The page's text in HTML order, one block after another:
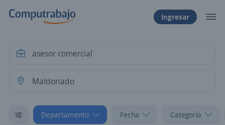
Ingresar
Departamento Fecha Categoría